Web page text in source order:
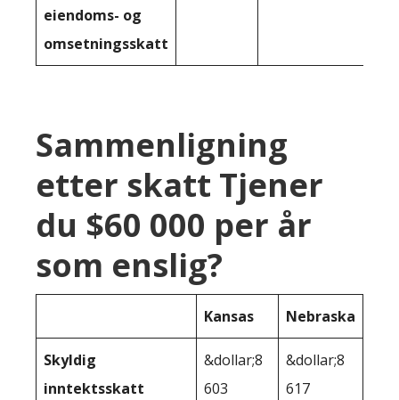
eiendoms- og
omsetningsskatt
Sammenligning
etter skatt Tjener
du $60 000 per år
som enslig?
Kansas Nebraska
Skyldig
inntektsskatt
&dollar;8
603
&dollar;8
617